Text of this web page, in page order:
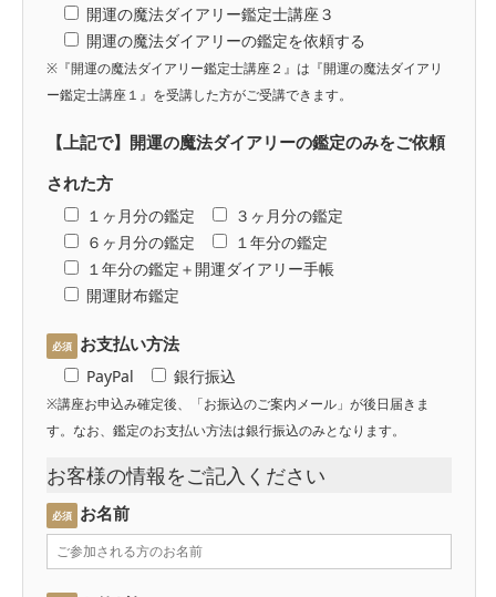
開運の魔法ダイアリー鑑定士講座３
開運の魔法ダイアリーの鑑定を依頼する
※『開運の魔法ダイアリー鑑定士講座２』は『開運の魔法ダイアリ
ー鑑定士講座１』を受講した方がご受講できます。
【上記で】開運の魔法ダイアリーの鑑定のみをご依頼
された方
１ヶ月分の鑑定
３ヶ月分の鑑定
６ヶ月分の鑑定
１年分の鑑定
１年分の鑑定＋開運ダイアリー手帳
開運財布鑑定
必須 お支払い方法
PayPal 銀行振込
※講座お申込み確定後、「お振込のご案内メール」が後日届きま
す。なお、鑑定のお支払い方法は銀行振込のみとなります。
お客様の情報をご記入ください
必須 お名前